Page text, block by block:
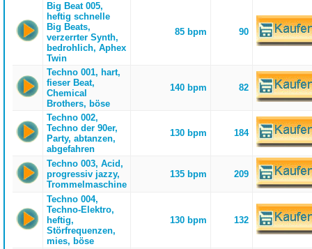
Big Beat 005,
heftig schnelle
Big Beats,
verzerrter Synth,
bedrohlich, Aphex
Twin
85 bpm 90
Techno 001, hart,
fieser Beat,
Chemical
Brothers, böse
140 bpm 82
Techno 002,
Techno der 90er,
Party, abtanzen,
abgefahren
130 bpm 184
Techno 003, Acid,
progressiv jazzy,
Trommelmaschine
135 bpm 209
Techno 004,
Techno-Elektro,
heftig,
Störfrequenzen,
mies, böse
130 bpm 132